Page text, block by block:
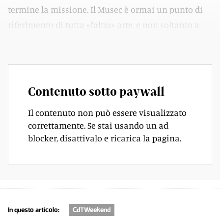
termine la missione. Il Musec è ormai un punto di
riferimento di tutta «l’altra» arte, e non soltanto a
Contenuto sotto paywall
Il contenuto non può essere visualizzato
correttamente. Se stai usando un ad
blocker, disattivalo e ricarica la pagina.
In questo articolo: CdTWeekend